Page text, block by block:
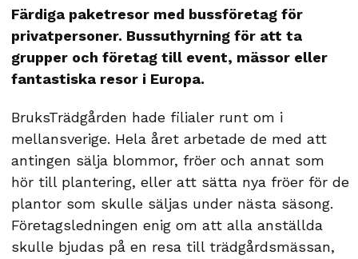
Färdiga paketresor med bussföretag för
privatpersoner. Bussuthyrning för att ta
grupper och företag till event, mässor eller
fantastiska resor i Europa.
BruksTrädgården hade filialer runt om i
mellansverige. Hela året arbetade de med att
antingen sälja blommor, fröer och annat som
hör till plantering, eller att sätta nya fröer för de
plantor som skulle säljas under nästa säsong.
Företagsledningen enig om att alla anställda
skulle bjudas på en resa till trädgårdsmässan,